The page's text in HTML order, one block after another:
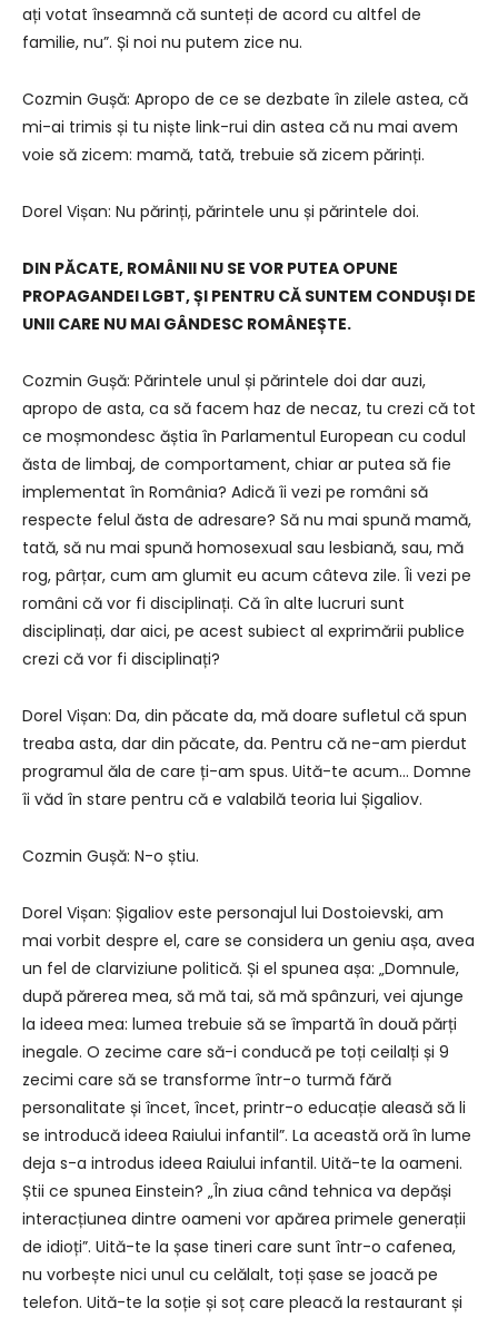
ați votat înseamnă că sunteți de acord cu altfel de
familie, nu”. Și noi nu putem zice nu.
Cozmin Gușă: Apropo de ce se dezbate în zilele astea, că
mi-ai trimis și tu niște link-rui din astea că nu mai avem
voie să zicem: mamă, tată, trebuie să zicem părinți.
Dorel Vișan: Nu părinți, părintele unu și părintele doi.
DIN PĂCATE, ROMÂNII NU SE VOR PUTEA OPUNE
PROPAGANDEI LGBT, ȘI PENTRU CĂ SUNTEM CONDUȘI DE
UNII CARE NU MAI GÂNDESC ROMÂNEȘTE.
Cozmin Gușă: Părintele unul și părintele doi dar auzi,
apropo de asta, ca să facem haz de necaz, tu crezi că tot
ce moșmondesc ăștia în Parlamentul European cu codul
ăsta de limbaj, de comportament, chiar ar putea să fie
implementat în România? Adică îi vezi pe români să
respecte felul ăsta de adresare? Să nu mai spună mamă,
tată, să nu mai spună homosexual sau lesbiană, sau, mă
rog, pârțar, cum am glumit eu acum câteva zile. Îi vezi pe
români că vor fi disciplinați. Că în alte lucruri sunt
disciplinați, dar aici, pe acest subiect al exprimării publice
crezi că vor fi disciplinați?
Dorel Vișan: Da, din păcate da, mă doare sufletul că spun
treaba asta, dar din păcate, da. Pentru că ne-am pierdut
programul ăla de care ți-am spus. Uită-te acum… Domne
îi văd în stare pentru că e valabilă teoria lui Șigaliov.
Cozmin Gușă: N-o știu.
Dorel Vișan: Șigaliov este personajul lui Dostoievski, am
mai vorbit despre el, care se considera un geniu așa, avea
un fel de clarviziune politică. Și el spunea așa: „Domnule,
după părerea mea, să mă tai, să mă spânzuri, vei ajunge
la ideea mea: lumea trebuie să se împartă în două părți
inegale. O zecime care să-i conducă pe toți ceilalți și 9
zecimi care să se transforme într-o turmă fără
personalitate și încet, încet, printr-o educație aleasă să li
se introducă ideea Raiului infantil”. La această oră în lume
deja s-a introdus ideea Raiului infantil. Uită-te la oameni.
Știi ce spunea Einstein? „În ziua când tehnica va depăși
interacțiunea dintre oameni vor apărea primele generații
de idioți”. Uită-te la șase tineri care sunt într-o cafenea,
nu vorbește nici unul cu celălalt, toți șase se joacă pe
telefon. Uită-te la soție și soț care pleacă la restaurant și